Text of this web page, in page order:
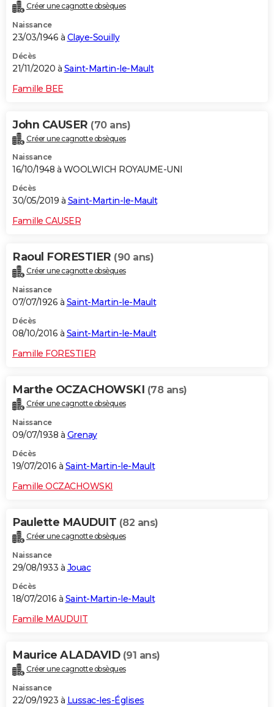
Créer une cagnotte obsèques
Naissance
23/03/1946 à Claye-Souilly
Décès
21/11/2020 à Saint-Martin-le-Mault
Famille BEE
John CAUSER (70 ans)
Créer une cagnotte obsèques
Naissance
16/10/1948 à WOOLWICH ROYAUME-UNI
Décès
30/05/2019 à Saint-Martin-le-Mault
Famille CAUSER
Raoul FORESTIER (90 ans)
Créer une cagnotte obsèques
Naissance
07/07/1926 à Saint-Martin-le-Mault
Décès
08/10/2016 à Saint-Martin-le-Mault
Famille FORESTIER
Marthe OCZACHOWSKI (78 ans)
Créer une cagnotte obsèques
Naissance
09/07/1938 à Grenay
Décès
19/07/2016 à Saint-Martin-le-Mault
Famille OCZACHOWSKI
Paulette MAUDUIT (82 ans)
Créer une cagnotte obsèques
Naissance
29/08/1933 à Jouac
Décès
18/07/2016 à Saint-Martin-le-Mault
Famille MAUDUIT
Maurice ALADAVID (91 ans)
Créer une cagnotte obsèques
Naissance
22/09/1923 à Lussac-les-Églises